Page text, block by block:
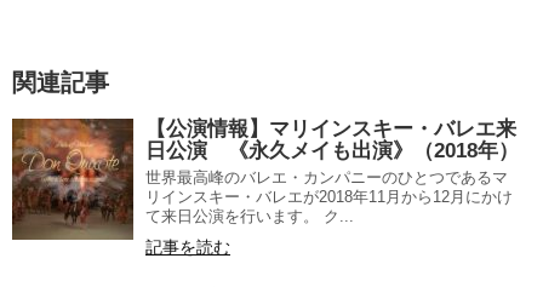
関連記事
【公演情報】マリインスキー・バレエ来
日公演 《永久メイも出演》（2018年）
世界最高峰のバレエ・カンパニーのひとつであるマ
リインスキー・バレエが2018年11月から12月にかけ
て来日公演を行います。 ク...
記事を読む